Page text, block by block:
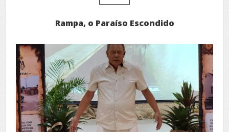
Rampa, o Paraíso Escondido